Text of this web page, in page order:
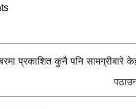
प्रकाशित कुनै पनि सामग्रीबारे